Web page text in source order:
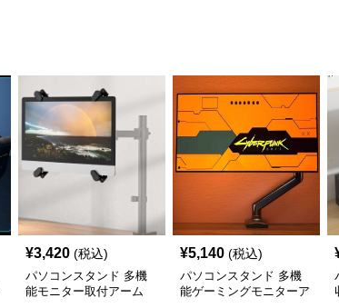
¥3,420 (税込)
パソコンスタンド 多機
能モニター取付アーム
¥5,140 (税込)
パソコンスタンド 多機
能ゲーミングモニターア